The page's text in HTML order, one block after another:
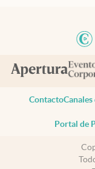
Contacto
Portal de